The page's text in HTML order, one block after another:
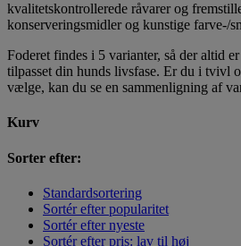
kvalitetskontrollerede råvarer og
konserveringsmidler og kunstige farve-/
Foderet findes i 5 varianter, så der altid
tilpasset din hunds livsfase. Er du i tvivl
vælge, kan du se en sammenligning af
Kurv
Sorter efter:
Standardsortering
Sortér efter popularitet
Sortér efter nyeste
Sortér efter pris: lav til høj